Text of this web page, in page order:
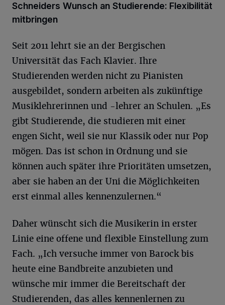
Schneiders Wunsch an Studierende: Flexibilität
mitbringen
Seit 2011 lehrt sie an der Bergischen
Universität das Fach Klavier. Ihre
Studierenden werden nicht zu Pianisten
ausgebildet, sondern arbeiten als zukünftige
Musiklehrerinnen und -lehrer an Schulen. „Es
gibt Studierende, die studieren mit einer
engen Sicht, weil sie nur Klassik oder nur Pop
mögen. Das ist schon in Ordnung und sie
können auch später ihre Prioritäten umsetzen,
aber sie haben an der Uni die Möglichkeiten
erst einmal alles kennenzulernen.“
Daher wünscht sich die Musikerin in erster
Linie eine offene und flexible Einstellung zum
Fach. „Ich versuche immer von Barock bis
heute eine Bandbreite anzubieten und
wünsche mir immer die Bereitschaft der
Studierenden, das alles kennenlernen zu